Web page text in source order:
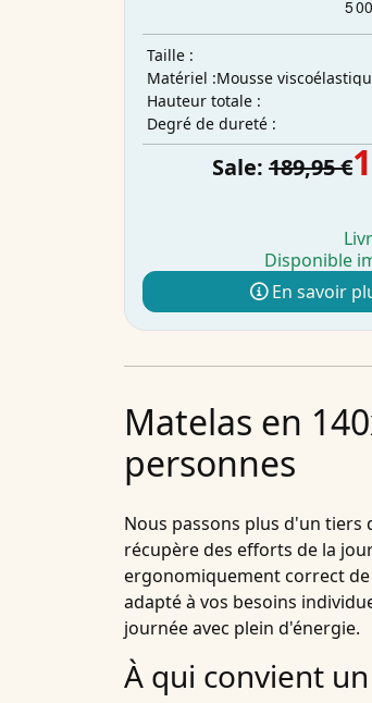
Taille :
Matériel :
Hauteur totale :
Degré de dureté :
Sale: 189,95 €
Disponible
En savoir
Matelas en
personnes
Nous passons plus d'un tiers
récupère des efforts de la
ergonomiquement correct
adapté à vos besoins
journée avec plein d'énergie.
À qui convient